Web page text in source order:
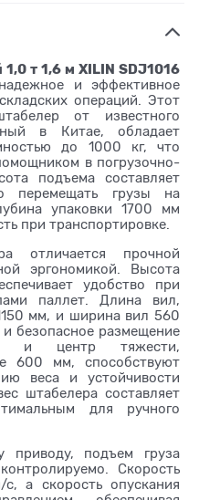
т 1,6 м XILIN SDJ1016
и эффективное
операций. Этот
от известного
в Китае, обладает
до 1000 кг, что
в погрузочно-
подъема составляет
перемещать грузы на
упаковки 1700 мм
при транспортировке.
отличается прочной
эргономикой. Высота
удобство при
паллет. Длина вил,
мм, и ширина вил 560
безопасное размещение
и центр тяжести,
600 мм, способствуют
веса и устойчивости
штабелера составляет
для ручного
приводу, подъем груза
Скорость
а скорость опускания